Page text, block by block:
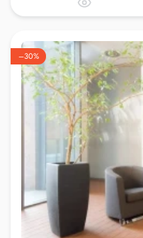
–30%